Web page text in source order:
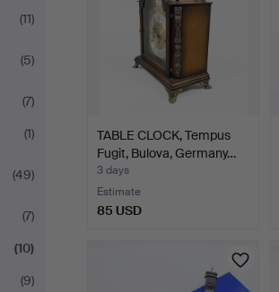
(11)
(5)
(7)
(1)
(49)
(7)
(10)
(9)
TABLE CLOCK, Tempus
Fugit, Bulova, Germany…
3 days
Estimate
85 USD